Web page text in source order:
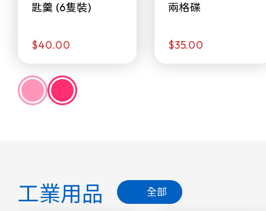
匙羹 (6隻裝)
$40.00
兩格碟
$35.00
工業用品 全部